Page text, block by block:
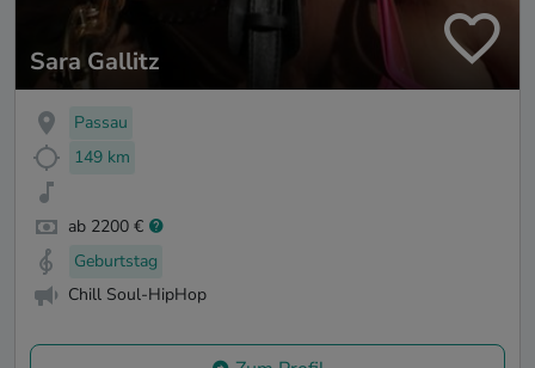
Sara Gallitz
Passau
149 km
ab 2200 €
Geburtstag
Chill Soul-HipHop